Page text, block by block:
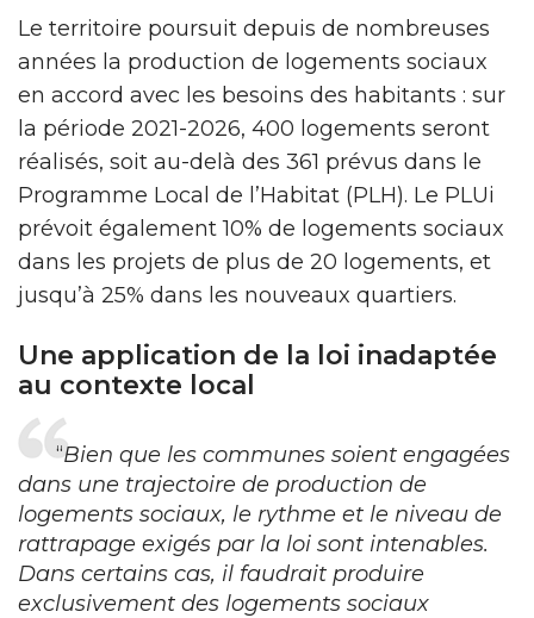
Le territoire poursuit depuis de nombreuses
années la production de logements sociaux
en accord avec les besoins des habitants : sur
la période 2021-2026, 400 logements seront
réalisés, soit au-delà des 361 prévus dans le
Programme Local de l’Habitat (PLH). Le PLUi
prévoit également 10% de logements sociaux
dans les projets de plus de 20 logements, et
jusqu’à 25% dans les nouveaux quartiers.
Une application de la loi inadaptée
au contexte local
“Bien que les communes soient engagées
dans une trajectoire de production de
logements sociaux, le rythme et le niveau de
rattrapage exigés par la loi sont intenables.
Dans certains cas, il faudrait produire
exclusivement des logements sociaux